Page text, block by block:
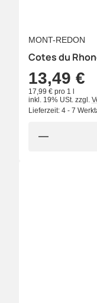
MONT-REDON
Cotes du
13,49 €
17,99 € pro 1 l
inkl. 19% USt. zzgl.
Lieferzeit: 4 - 7